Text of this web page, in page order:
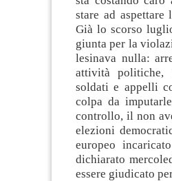
stare ad
Già lo scorso
giunta per la
lesinava nulla:
attività politiche,
soldati e appelli
colpa da
controllo, il non
elezioni
europeo
dichiarato
essere giudicato